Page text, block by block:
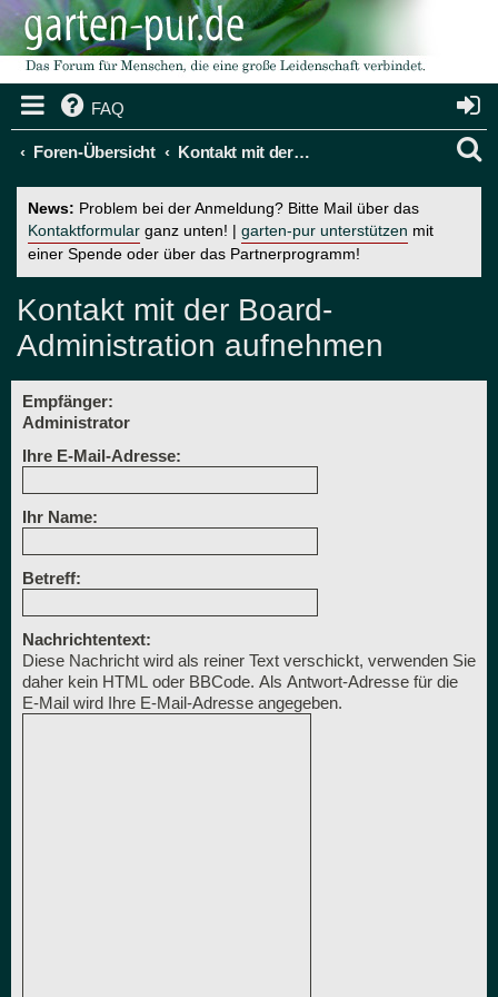
FAQ
Foren-Übersicht Kontakt mit der Board-Administration aufnehmen
News: Problem bei der Anmeldung? Bitte Mail über das
Kontaktformular ganz unten! | garten-pur unterstützen mit
einer Spende oder über das Partnerprogramm!
Kontakt mit der Board-
Administration aufnehmen
Empfänger:
Administrator
Ihre E-Mail-Adresse:
Ihr Name:
Betreff:
Nachrichtentext:
Diese Nachricht wird als reiner Text verschickt, verwenden Sie
daher kein HTML oder BBCode. Als Antwort-Adresse für die
E-Mail wird Ihre E-Mail-Adresse angegeben.